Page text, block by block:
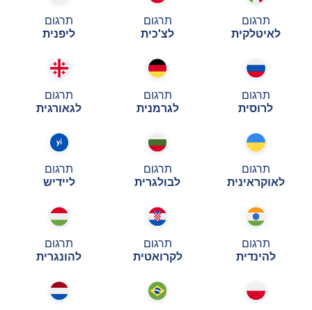
תרגום
לאיטלקית
תרגום
לצ'כית
תרגום
ליפנית
תרגום
לרוסית
תרגום
לגרמנית
תרגום
לגאורגית
תרגום
לאוקראינית
תרגום
לבולגרית
תרגום
ליידיש
תרגום
להינדית
תרגום
לקרואטית
תרגום
להונגרית